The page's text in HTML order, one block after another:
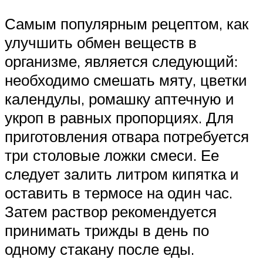
Самым популярным рецептом, как
улучшить обмен веществ в
организме, является следующий:
необходимо смешать мяту, цветки
календулы, ромашку аптечную и
укроп в равных пропорциях. Для
приготовления отвара потребуется
три столовые ложки смеси. Ее
следует залить литром кипятка и
оставить в термосе на один час.
Затем раствор рекомендуется
принимать трижды в день по
одному стакану после еды.